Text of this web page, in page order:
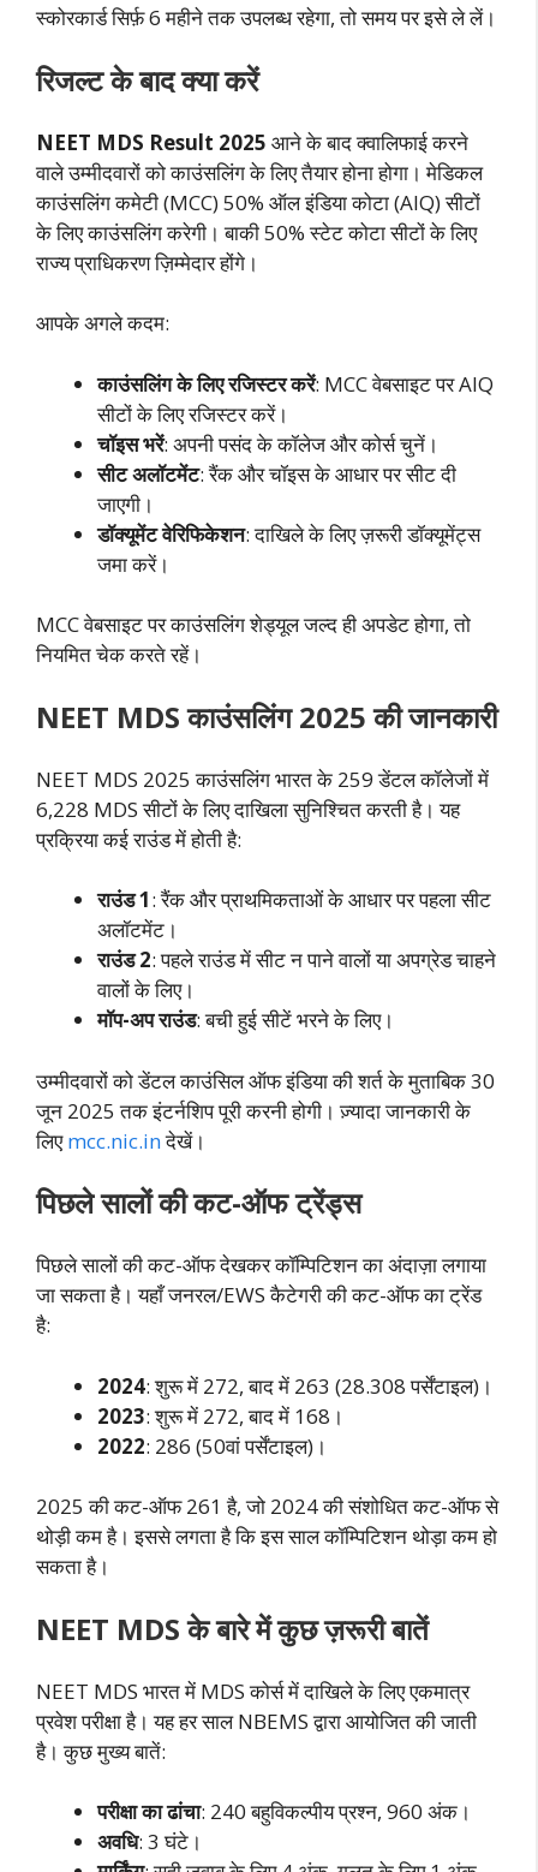
स्कोरकार्ड सिर्फ़ 6 महीने तक उपलब्ध रहेगा, तो समय पर इसे ले लें।
रिजल्ट के बाद क्या करें
NEET MDS Result 2025 आने के बाद क्वालिफाई करने
वाले उम्मीदवारों को काउंसलिंग के लिए तैयार होना होगा। मेडिकल
काउंसलिंग कमेटी (MCC) 50% ऑल इंडिया कोटा (AIQ) सीटों
के लिए काउंसलिंग करेगी। बाकी 50% स्टेट कोटा सीटों के लिए
राज्य प्राधिकरण ज़िम्मेदार होंगे।
आपके अगले कदम:
काउंसलिंग के लिए रजिस्टर करें: MCC वेबसाइट पर AIQ
सीटों के लिए रजिस्टर करें।
चॉइस भरें: अपनी पसंद के कॉलेज और कोर्स चुनें।
सीट अलॉटमेंट: रैंक और चॉइस के आधार पर सीट दी
जाएगी।
डॉक्यूमेंट वेरिफिकेशन: दाखिले के लिए ज़रूरी डॉक्यूमेंट्स
जमा करें।
MCC वेबसाइट पर काउंसलिंग शेड्यूल जल्द ही अपडेट होगा, तो
नियमित चेक करते रहें।
NEET MDS काउंसलिंग 2025 की जानकारी
NEET MDS 2025 काउंसलिंग भारत के 259 डेंटल कॉलेजों में
6,228 MDS सीटों के लिए दाखिला सुनिश्चित करती है। यह
प्रक्रिया कई राउंड में होती है:
राउंड 1: रैंक और प्राथमिकताओं के आधार पर पहला सीट
अलॉटमेंट।
राउंड 2: पहले राउंड में सीट न पाने वालों या अपग्रेड चाहने
वालों के लिए।
मॉप-अप राउंड: बची हुई सीटें भरने के लिए।
उम्मीदवारों को डेंटल काउंसिल ऑफ इंडिया की शर्त के मुताबिक 30
जून 2025 तक इंटर्नशिप पूरी करनी होगी। ज़्यादा जानकारी के
लिएmcc.nic.inदेखें।
पिछले सालों की कट-ऑफ ट्रेंड्स
पिछले सालों की कट-ऑफ देखकर कॉम्पिटिशन का अंदाज़ा लगाया
जा सकता है। यहाँ जनरल/EWS कैटेगरी की कट-ऑफ का ट्रेंड
है:
2024: शुरू में 272, बाद में 263 (28.308 पर्सेंटाइल)।
2023: शुरू में 272, बाद में 168।
2022: 286 (50वां पर्सेंटाइल)।
2025 की कट-ऑफ 261 है, जो 2024 की संशोधित कट-ऑफ से
थोड़ी कम है। इससे लगता है कि इस साल कॉम्पिटिशन थोड़ा कम हो
सकता है।
NEET MDS के बारे में कुछ ज़रूरी बातें
NEET MDS भारत में MDS कोर्स में दाखिले के लिए एकमात्र
प्रवेश परीक्षा है। यह हर साल NBEMS द्वारा आयोजित की जाती
है। कुछ मुख्य बातें:
परीक्षा का ढांचा: 240 बहुविकल्पीय प्रश्न, 960 अंक।
अवधि: 3 घंटे।